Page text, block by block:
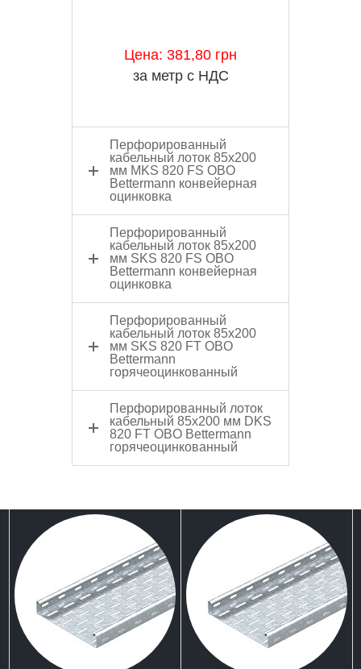
Цена: 381,80 грн
за метр с НДС
Перфорированный
кабельный лоток 85x200
мм MKS 820 FS OBO
Bettermann конвейерная
оцинковка
Перфорированный
кабельный лоток 85x200
мм SKS 820 FS OBO
Bettermann конвейерная
оцинковка
Перфорированный
кабельный лоток 85x200
мм SKS 820 FT OBO
Bettermann
горячеоцинкованный
Перфорированный лоток
кабельный 85x200 мм DKS
820 FT OBO Bettermann
горячеоцинкованный